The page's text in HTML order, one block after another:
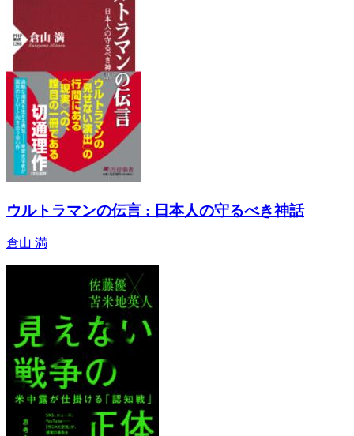
ウルトラマンの伝言 : 日本人の守るべき神話
倉山 満